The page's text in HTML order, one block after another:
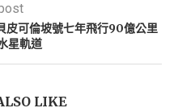
皮可倫坡號七年飛行90億公里
星軌道
LIKE